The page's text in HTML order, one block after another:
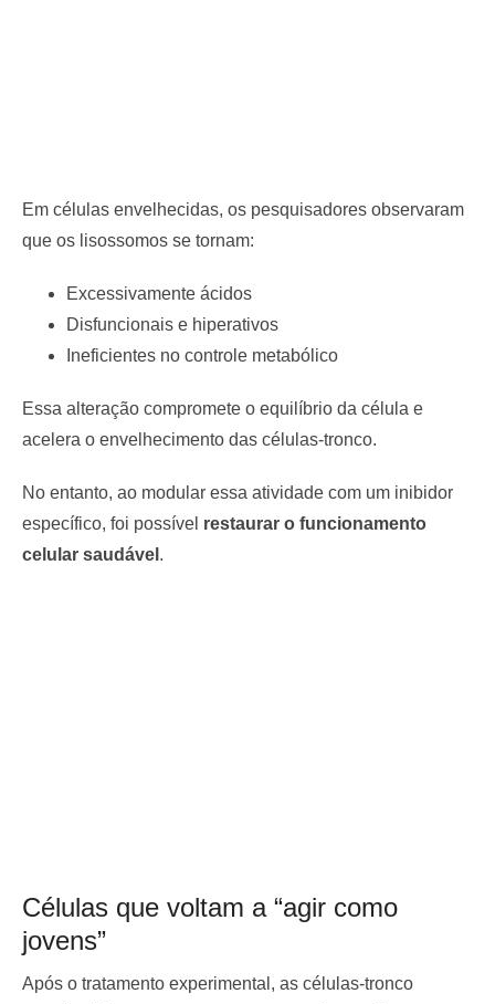
Em células envelhecidas, os pesquisadores observaram
que os lisossomos se tornam:
Excessivamente ácidos
Disfuncionais e hiperativos
Ineficientes no controle metabólico
Essa alteração compromete o equilíbrio da célula e
acelera o envelhecimento das células-tronco.
No entanto, ao modular essa atividade com um inibidor
específico, foi possível restaurar o funcionamento
celular saudável .
Células que voltam a “agir como
jovens”
Após o tratamento experimental, as células-tronco